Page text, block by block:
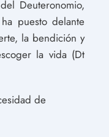
Deuteronomio,
puesto delante
la bendición y
la vida (Dt
de